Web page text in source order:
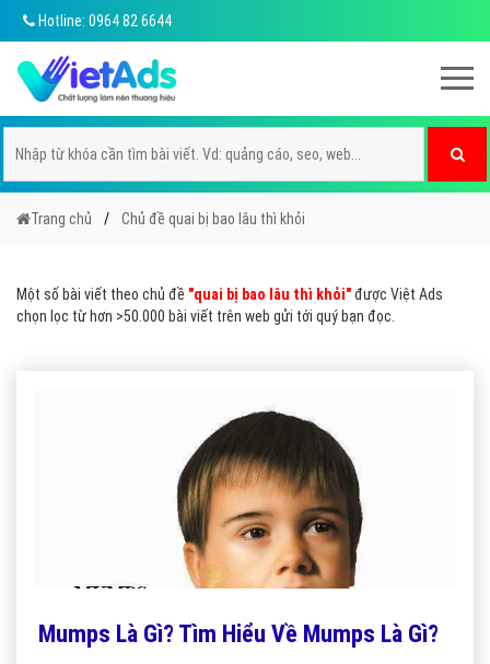
Hotline: 0964 82 6644
Trang chủ Chủ đề quai bị bao lâu thì khỏi
Một số bài viết theo chủ đề "quai bị bao lâu thì khỏi"được Việt Ads
chọn lọc từ hơn >50.000 bài viết trên web gửi tới quý bạn đọc.
Mumps Là Gì? Tìm Hiểu Về Mumps Là Gì?